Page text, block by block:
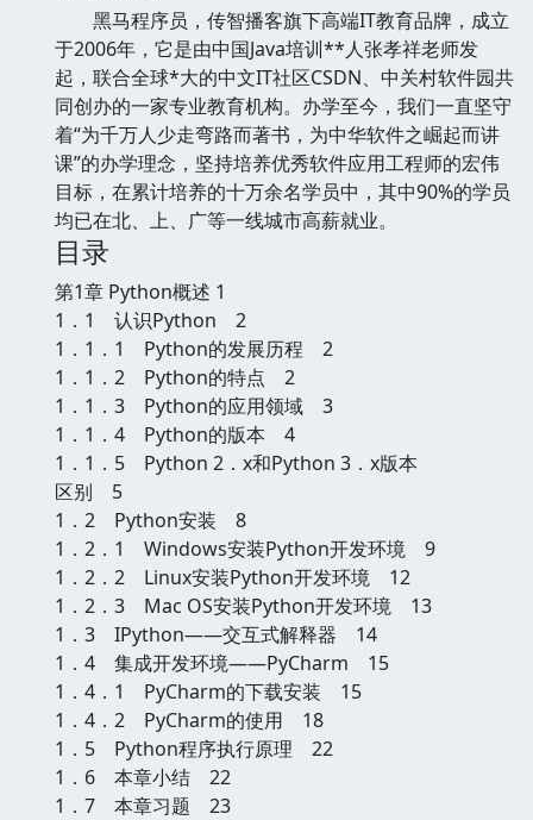
黑马程序员，传智播客旗下高端IT教育品牌，成立
于2006年，它是由中国Java培训**人张孝祥老师发
起，联合全球*大的中文IT社区CSDN、中关村软件园共
同创办的一家专业教育机构。办学至今，我们一直坚守
着“为千万人少走弯路而著书，为中华软件之崛起而讲
课”的办学理念，坚持培养优秀软件应用工程师的宏伟
目标，在累计培养的十万余名学员中，其中90%的学员
均已在北、上、广等一线城市高薪就业。
目录
第1章 Python概述 1
1．1 认识Python 2
1．1．1 Python的发展历程 2
1．1．2 Python的特点 2
1．1．3 Python的应用领域 3
1．1．4 Python的版本 4
1．1．5 Python 2．x和Python 3．x版本
区别 5
1．2 Python安装 8
1．2．1 Windows安装Python开发环境 9
1．2．2 Linux安装Python开发环境 12
1．2．3 Mac OS安装Python开发环境 13
1．3 IPython——交互式解释器 14
1．4 集成开发环境——PyCharm 15
1．4．1 PyCharm的下载安装 15
1．4．2 PyCharm的使用 18
1．5 Python程序执行原理 22
1．6 本章小结 22
1．7 本章习题 23